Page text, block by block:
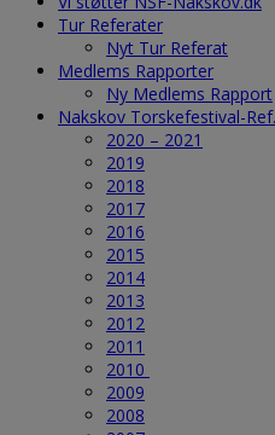
Tur Referater
Nyt Tur Referat
Medlems Rapporter
Ny Medlems Rapport
Nakskov Torskefestival-
2020 – 2021
2019
2018
2017
2016
2015
2014
2013
2012
2011
2010
2009
2008